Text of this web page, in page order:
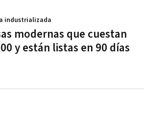
modernas que cuestan
y están listas en 90 días
industrializada